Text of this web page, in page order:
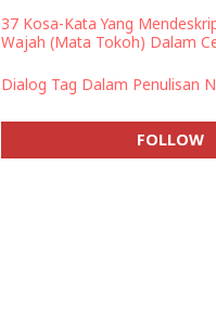
37 Kosa-Kata Yang
Wajah (Mata Tokoh) Dalam
Dialog Tag Dalam Penulisan
FOLLOW